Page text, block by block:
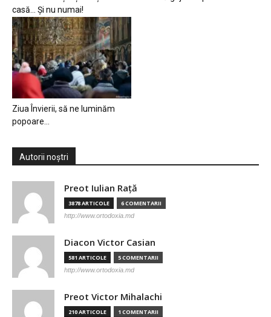
casă… Și nu numai!
Ziua Învierii, să ne luminăm
popoare…
Autorii noștri
Preot Iulian Raţă
3878 ARTICOLE 6 COMENTARII
http://www.ortodoxia.md
Diacon Victor Casian
581 ARTICOLE 5 COMENTARII
http://www.ortodoxia.md
Preot Victor Mihalachi
210 ARTICOLE 1 COMENTARII